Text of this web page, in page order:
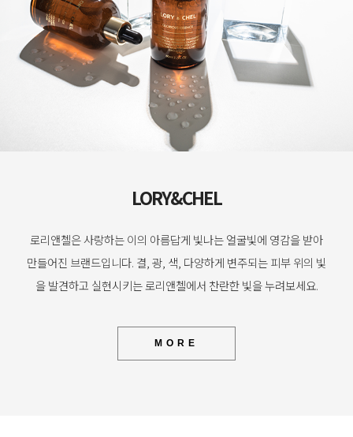
LORY&CHEL
로리앤첼은 사랑하는 이의 아름답게 빛나는 얼굴빛에 영감을 받아
만들어진 브랜드입니다. 결, 광, 색, 다양하게 변주되는 피부 위의 빛
을 발견하고 실현시키는 로리앤첼에서 찬란한 빛을 누려보세요.
MORE